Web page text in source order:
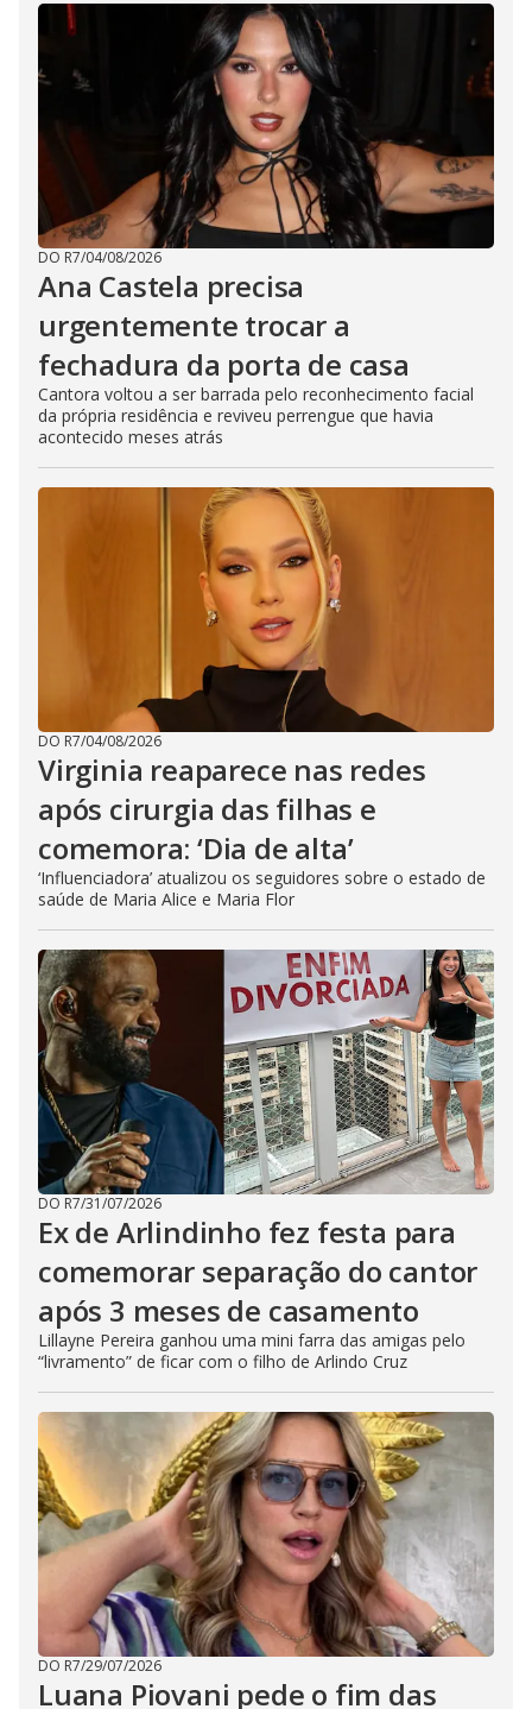
DO R7/04/08/2026
Ana Castela precisa
urgentemente trocar a
fechadura da porta de casa
Cantora voltou a ser barrada pelo reconhecimento facial
da própria residência e reviveu perrengue que havia
acontecido meses atrás
DO R7/04/08/2026
Virginia reaparece nas redes
após cirurgia das filhas e
comemora: ‘Dia de alta’
‘Influenciadora’ atualizou os seguidores sobre o estado de
saúde de Maria Alice e Maria Flor
DO R7/31/07/2026
Ex de Arlindinho fez festa para
comemorar separação do cantor
após 3 meses de casamento
Lillayne Pereira ganhou uma mini farra das amigas pelo
“livramento” de ficar com o filho de Arlindo Cruz
DO R7/29/07/2026
Luana Piovani pede o fim das